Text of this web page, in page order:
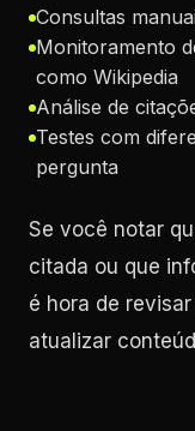
Consultas
Monitoramento
como Wikipedia
Análise de
Testes com
pergunta
Se você notar
citada ou que
é hora de
atualizar